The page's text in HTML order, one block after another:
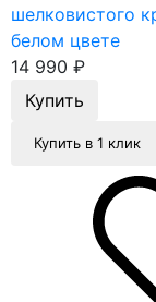
шелковистого
белом цвете
14 990 ₽
Купить в 1 клик